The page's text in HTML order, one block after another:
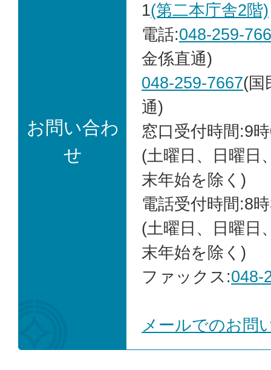
お問い合わ
せ
1(第二本庁舎2階)
電話:048-259-
金係直通)
048-259-7667(国
通)
窓口受付時間:9
(土曜日、日曜日
末年始を除く)
電話受付時間:8
(土曜日、日曜日
末年始を除く)
ファックス:048-
メールでのお問